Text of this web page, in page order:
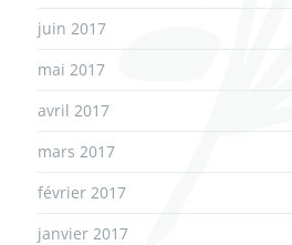
juin 2017
mai 2017
avril 2017
mars 2017
février 2017
janvier 2017